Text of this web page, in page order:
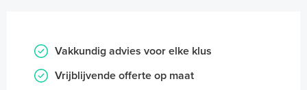
Vakkundig advies voor elke klus
Vrijblijvende offerte op maat